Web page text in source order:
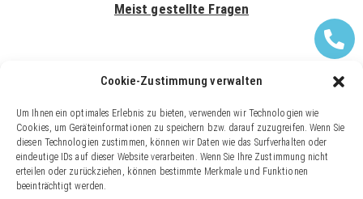
Cookie-Zustimmung verwalten
Um Ihnen ein optimales Erlebnis zu bieten, verwenden wir Technologien wie
Cookies, um Geräteinformationen zu speichern bzw. darauf zuzugreifen. Wenn Sie
diesen Technologien zustimmen, können wir Daten wie das Surfverhalten oder
eindeutige IDs auf dieser Website verarbeiten. Wenn Sie Ihre Zustimmung nicht
erteilen oder zurückziehen, können bestimmte Merkmale und Funktionen
beeinträchtigt werden.
Meist gestellte Fragen